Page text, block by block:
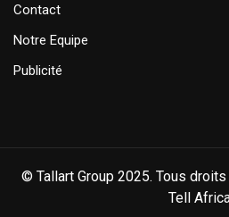
Contact
Notre Equipe
Publicité
© Tallart Group 2025. Tous
Tell